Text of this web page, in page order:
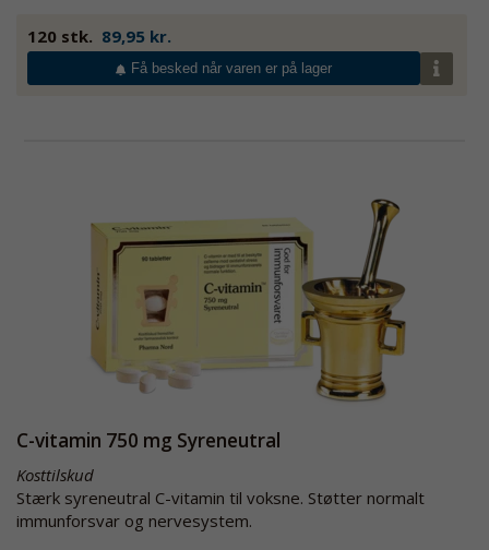
120 stk. 89,95 kr.
Få besked når varen er på lager
C-vitamin 750 mg Syreneutral
Kosttilskud
Stærk syreneutral C-vitamin til voksne. Støtter normalt
immunforsvar og nervesystem.